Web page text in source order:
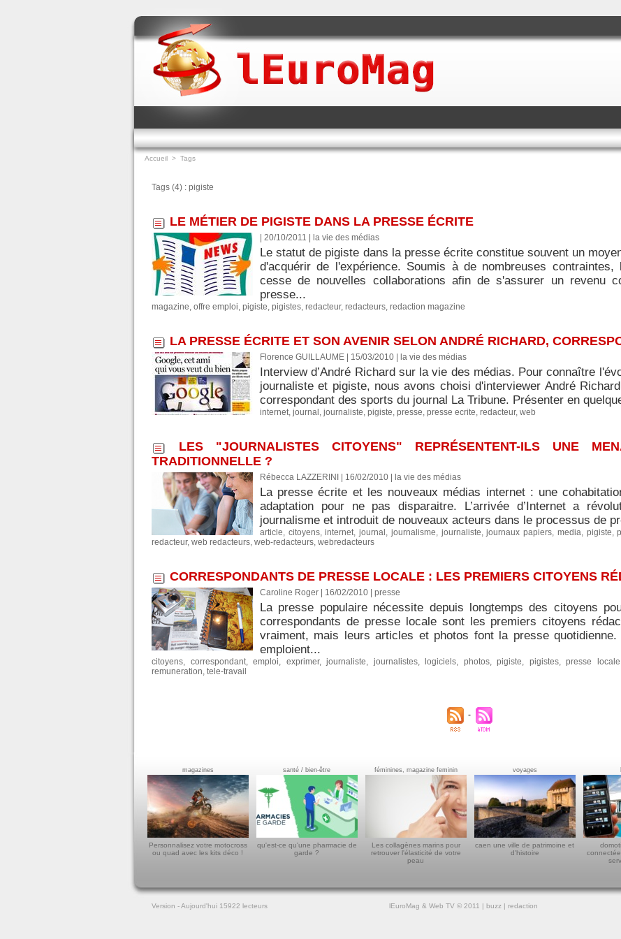
Accueil > Tags
Tags (4) : pigiste
LE MÉTIER DE PIGISTE DANS LA PRESSE ÉCRITE
| 20/10/2011 la vie des médias
Le statut de pigiste dans la presse écrite constitue souvent un
d'acquérir de l'expérience. Soumis à de nombreuses
cesse de nouvelles collaborations afin de s'assurer un revenu
presse...
magazine, offre emploi, pigiste, pigistes, redacteur, redacteurs, redaction magazine
LA PRESSE ÉCRITE ET SON AVENIR SELON ANDRÉ RICHARD,
Florence GUILLAUME | 15/03/2010 la vie des médias
Interview d’André Richard sur la vie des médias. Pour connaître
journaliste et pigiste, nous avons choisi d'interviewer André
correspondant des sports du journal La Tribune. Présenter en
internet, journal , journaliste, pigiste, presse, presse ecrite, redacteur, web
LES "JOURNALISTES CITOYENS" REPRÉSENTENT-ILS UNE
TRADITIONNELLE ?
Rébecca LAZZERINI | 16/02/2010 la vie des médias
La presse écrite et les nouveaux médias internet : une
adaptation pour ne pas disparaitre. L’arrivée d’Internet a
journalisme et introduit de nouveaux acteurs dans le processus de
article, citoyens,internet,journal , journalisme, journaliste,journaux papiers, media, pigiste,
redacteur, web redacteurs, web-redacteurs, webredacteurs
CORRESPONDANTS DE PRESSE LOCALE : LES PREMIERS CITOYENS
Caroline Roger | 16/02/2010 presse
La presse populaire nécessite depuis longtemps des citoyens
correspondants de presse locale sont les premiers citoyens
vraiment, mais leurs articles et photos font la presse
emploient...
citoyens, correspondant,emploi, exprimer,journaliste, journalistes, logiciels, photos,pigiste, pigistes,presse locale
remuneration, tele-travail
magazines
Personnalisez votre motocross
ou quad avec les kits déco !
santé / bien-être
qu'est-ce qu'une pharmacie de
garde ?
féminines, magazine feminin
Les collagènes marins pour
retrouver l'élasticité de votre
peau
voyages
caen une ville de patrimoine et
d'histoire
Version - Aujourd'hui 15922 lecteurs lEuroMag & Web TV© 2011 | buzz| redaction